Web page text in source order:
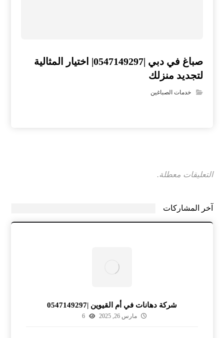
صباغ في دبي |0547149297| اختيار المثالية
لتجديد منزلك
خدمات الصباغين
التعليقات معطلة.
آخر المشاركات
شركة دهانات في أم القيوين |0547149297
مارس 26, 2025 6